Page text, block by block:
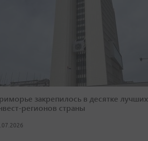
закрепилось в десятке лучших
регионов страны